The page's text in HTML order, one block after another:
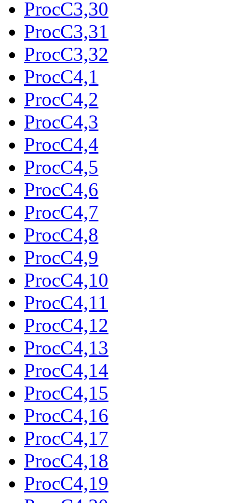
ProcC3,30
ProcC3,31
ProcC3,32
ProcC4,1
ProcC4,2
ProcC4,3
ProcC4,4
ProcC4,5
ProcC4,6
ProcC4,7
ProcC4,8
ProcC4,9
ProcC4,10
ProcC4,11
ProcC4,12
ProcC4,13
ProcC4,14
ProcC4,15
ProcC4,16
ProcC4,17
ProcC4,18
ProcC4,19